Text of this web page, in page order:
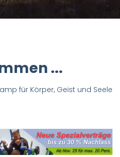
...
für Körper, Geist und Seele